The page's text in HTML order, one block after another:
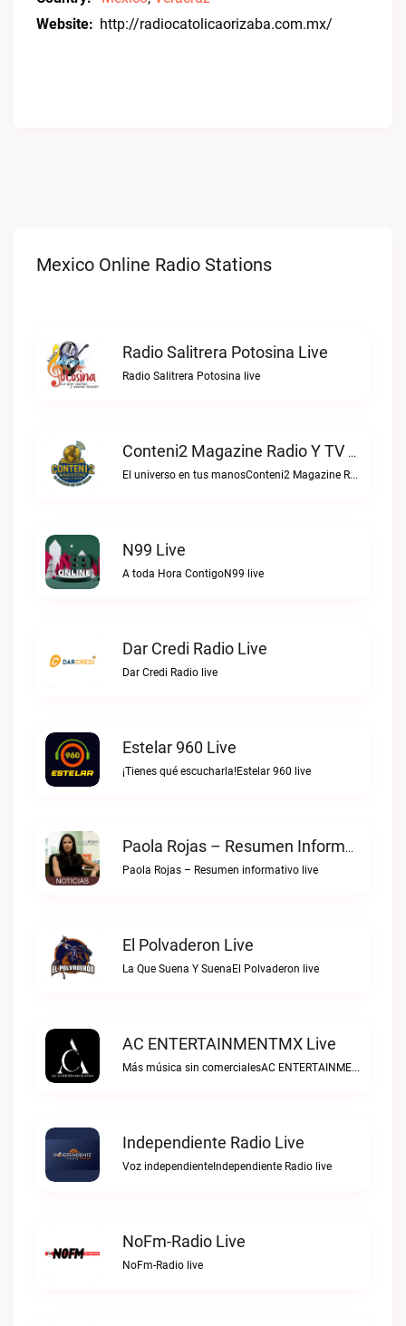
Website: http://radiocatolicaorizaba.com.mx/
Mexico Online Radio Stations
Radio Salitrera Potosina Live
Radio Salitrera Potosina live
Conteni2 Magazine Radio Y TV Digital Live
El universo en tus manosConteni2 Magazine Radio y TV Digital live
N99 Live
A toda Hora ContigoN99 live
Dar Credi Radio Live
Dar Credi Radio live
Estelar 960 Live
¡Tienes qué escucharla!Estelar 960 live
Paola Rojas – Resumen Informativo Live
Paola Rojas – Resumen informativo live
El Polvaderon Live
La Que Suena Y SuenaEl Polvaderon live
AC ENTERTAINMENTMX Live
Más música sin comercialesAC ENTERTAINMENTMX live
Independiente Radio Live
Voz independienteIndependiente Radio live
NoFm-Radio Live
NoFm-Radio live